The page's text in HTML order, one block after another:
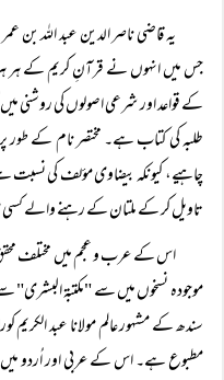
یہ قاضی ناصر الدین عبد اللہ بن
جس میں انہوں نے قرآنِ کریم کے ہر
کے قواعد اور شرعی اصولوں کی روشنی
طلبہ کی کتاب ہے۔ مختصر نام کے طور
چاہیے، کیونکہ بیضاوی مؤلف کی نسبت
تاویل کر کے ملتان کے رہنے والے کسی
اس کے عرب و عجم میں مختلف
موجودہ نسخوں میں سے "مکتبۃ
سندھ کے مشہور عالم مولانا عبد الکریم
مطبوع ہے۔ اس کے عربی اور اُردو